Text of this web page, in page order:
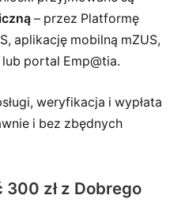
– przez Platformę
aplikację mobilną mZUS,
portal Emp@tia.
weryfikacja i wypłata
i bez zbędnych
zł z Dobrego